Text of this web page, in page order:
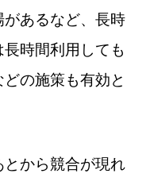
あるなど、長時
時間利用しても
の施策も有効と
から競合が現れ